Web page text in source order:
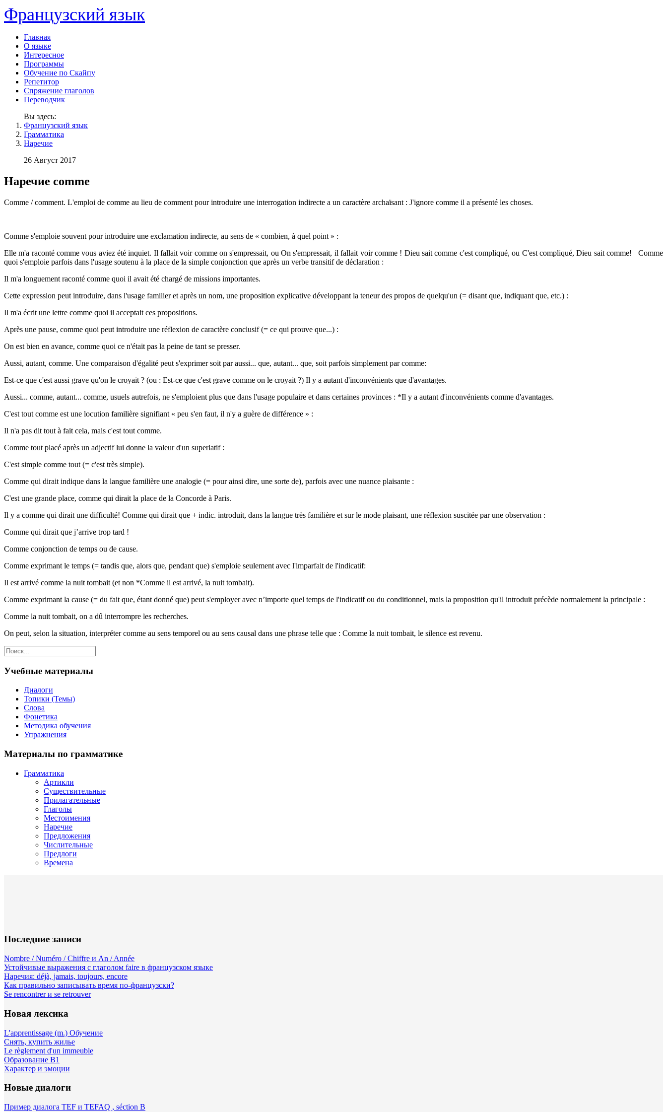
Французский язык
Главная
О языке
Интересное
Программы
Обучение по Скайпу
Репетитор
Спряжение глаголов
Переводчик
Вы здесь:
Французский язык
Грамматика
Наречие
26 Август 2017
Наречие comme
Comme / comment. L'emploi de comme au lieu de comment pour introduire une interrogation indirecte a un caractère archaïsant : J'ignore comme il a présenté les choses.
Comme s'emploie souvent pour introduire une exclamation indirecte, au sens de « combien, à quel point » :
Elle m'a raconté comme vous aviez été inquiet. Il fallait voir comme on s'empressait, ou On s'empressait, il fallait voir comme ! Dieu sait comme c'est compliqué, ou C'est compliqué, Dieu sait comme! Comme
quoi s'emploie parfois dans l'usage soutenu à la place de la simple conjonction que après un verbe transitif de déclaration :
Il m'a longuement raconté comme quoi il avait été chargé de missions importantes.
Cette expression peut introduire, dans l'usage familier et après un nom, une proposition explicative développant la teneur des propos de quelqu'un (= disant que, indiquant que, etc.) :
Il m'a écrit une lettre comme quoi il acceptait ces propositions.
Après une pause, comme quoi peut introduire une réflexion de caractère conclusif (= ce qui prouve que...) :
On est bien en avance, comme quoi ce n'était pas la peine de tant se presser.
Aussi, autant, comme. Une comparaison d'égalité peut s'exprimer soit par aussi... que, autant... que, soit parfois simplement par comme:
Est-ce que c'est aussi grave qu'on le croyait ? (ou : Est-ce que c'est grave comme on le croyait ?) Il y a autant d'inconvénients que d'avantages.
Aussi... comme, autant... comme, usuels autrefois, ne s'emploient plus que dans l'usage populaire et dans certaines provinces : *Il y a autant d'inconvénients comme d'avantages.
C'est tout comme est une locution familière signifiant « peu s'en faut, il n'y a guère de différence » :
Il n'a pas dit tout à fait cela, mais c'est tout comme.
Comme tout placé après un adjectif lui donne la valeur d'un superlatif :
C'est simple comme tout (= c'est très simple).
Comme qui dirait indique dans la langue familière une analogie (= pour ainsi dire, une sorte de), parfois avec une nuance plaisante :
C'est une grande place, comme qui dirait la place de la Concorde à Paris.
Il y a comme qui dirait une difficulté! Comme qui dirait que + indic. introduit, dans la langue très familière et sur le mode plaisant, une réflexion suscitée par une observation :
Comme qui dirait que j’arrive trop tard !
Comme conjonction de temps ou de cause.
Comme exprimant le temps (= tandis que, alors que, pendant que) s'emploie seulement avec l'imparfait de l'indicatif:
Il est arrivé comme la nuit tombait (et non *Comme il est arrivé, la nuit tombait).
Comme exprimant la cause (= du fait que, étant donné que) peut s'employer avec n’importe quel temps de l'indicatif ou du conditionnel, mais la proposition qu'il introduit précède normalement la principale :
Comme la nuit tombait, on a dû interrompre les recherches.
On peut, selon la situation, interpréter comme au sens temporel ou au sens causal dans une phrase telle que : Comme la nuit tombait, le silence est revenu.
Учебные материалы
Диалоги
Топики (Темы)
Слова
Фонетика
Методика обучения
Упражнения
Материалы по грамматике
Грамматика
Артикли
Существительные
Прилагательные
Глаголы
Местоимения
Наречие
Предложения
Числительные
Предлоги
Времена
Последние записи
Nombre / Numéro / Chiffre и An / Année
Устойчивые выражения с глаголом faire в французском языке
Наречия: déjà, jamais, toujours, encore
Как правильно записывать время по-французски?
Se rencontrer и se retrouver
Новая лексика
L'apprentissage (m.) Обучение
Снять, купить жилье
Le règlement d'un immeuble
Образование B1
Характер и эмоции
Новые диалоги
Пример диалога TEF и TEFAQ , séction B